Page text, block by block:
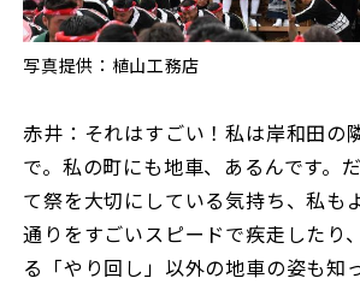
写真提供：植山工務店
赤井：それはすごい！私は岸和田の
で。私の町にも地車、あるんです。
て祭を大切にしている気持ち、私も
通りをすごいスピードで疾走したり
る「やり回し」以外の地車の姿も知